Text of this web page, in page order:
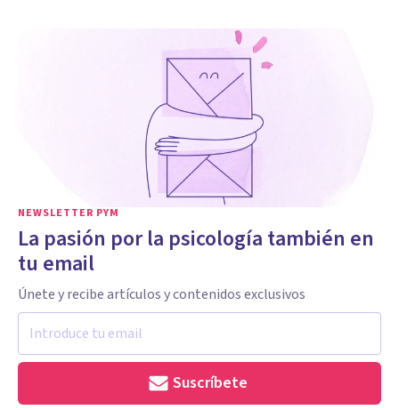
NEWSLETTER PYM
La pasión por la psicología también en
tu email
Únete y recibe artículos y contenidos exclusivos
Suscríbete